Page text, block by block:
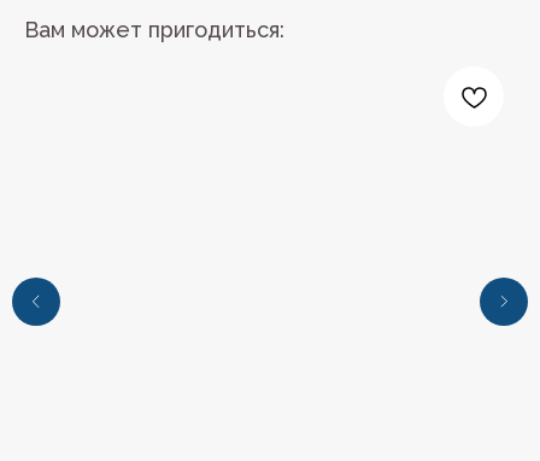
Вам может пригодиться:
пн-пт: с 9:00 до 19:00
сб: с 10:00 до 19:00